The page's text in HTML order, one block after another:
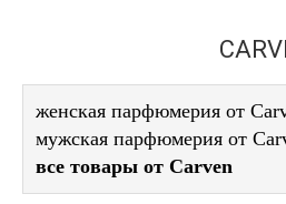
женская парфюмерия от
мужская парфюмерия от
все товары от Carven